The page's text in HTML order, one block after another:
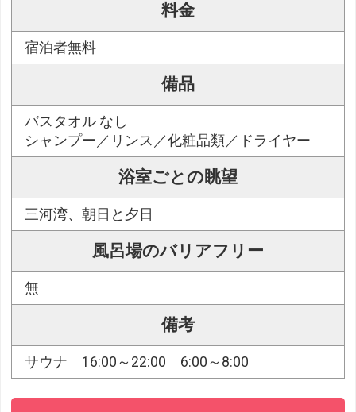
料金
宿泊者無料
備品
バスタオル なし
シャンプー／リンス／化粧品類／ドライヤー
浴室ごとの眺望
三河湾、朝日と夕日
風呂場のバリアフリー
無
備考
サウナ 16:00～22:00 6:00～8:00